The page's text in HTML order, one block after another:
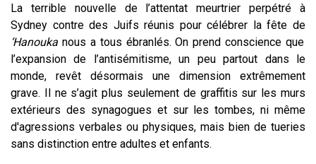
La terrible nouvelle de l’attentat meurtrier perpétré à
Sydney contre des Juifs réunis pour célébrer la fête de
‘Hanouka nous a tous ébranlés. On prend conscience que
l’expansion de l’antisémitisme, un peu partout dans le
monde, revêt désormais une dimension extrêmement
grave. Il ne s’agit plus seulement de graffitis sur les murs
extérieurs des synagogues et sur les tombes, ni même
d'agressions verbales ou physiques, mais bien de tueries
sans distinction entre adultes et enfants.